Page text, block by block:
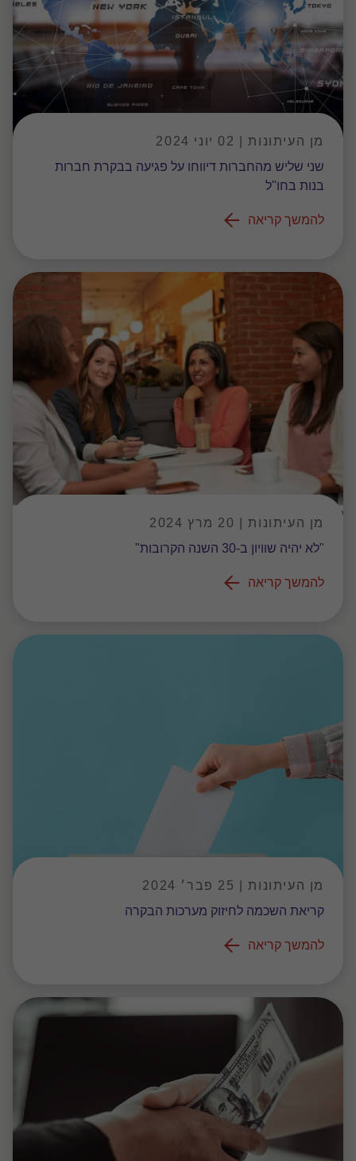
מן העיתונות | 02 יוני 2024
שני שליש מהחברות דיווחו על פגיעה בבקרת חברות
בנות בחו"ל
להמשך קריאה
מן העיתונות | 20 מרץ 2024
"לא יהיה שוויון ב-30 השנה הקרובות"
להמשך קריאה
מן העיתונות | 25 פבר׳ 2024
קריאת השכמה לחיזוק מערכות הבקרה
להמשך קריאה